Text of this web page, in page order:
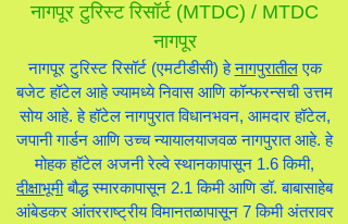
नागपूर टुरिस्ट रिसॉर्ट (MTDC) / MTDC
नागपूर
नागपूर टुरिस्ट रिसॉर्ट (एमटीडीसी) हेनागपुरातीलएक
बजेट हॉटेल आहे ज्यामध्ये निवास आणि कॉन्फरन्सची उत्तम
सोय आहे. हे हॉटेल नागपुरात विधानभवन, आमदार हॉटेल,
जपानी गार्डन आणि उच्च न्यायालयाजवळ नागपुरात आहे. हे
मोहक हॉटेल अजनी रेल्वे स्थानकापासून 1.6 किमी,
दीक्षाभूमीबौद्ध स्मारकापासून 2.1 किमी आणि डॉ. बाबासाहेब
आंबेडकर आंतरराष्ट्रीय विमानतळापासून 7 किमी अंतरावर